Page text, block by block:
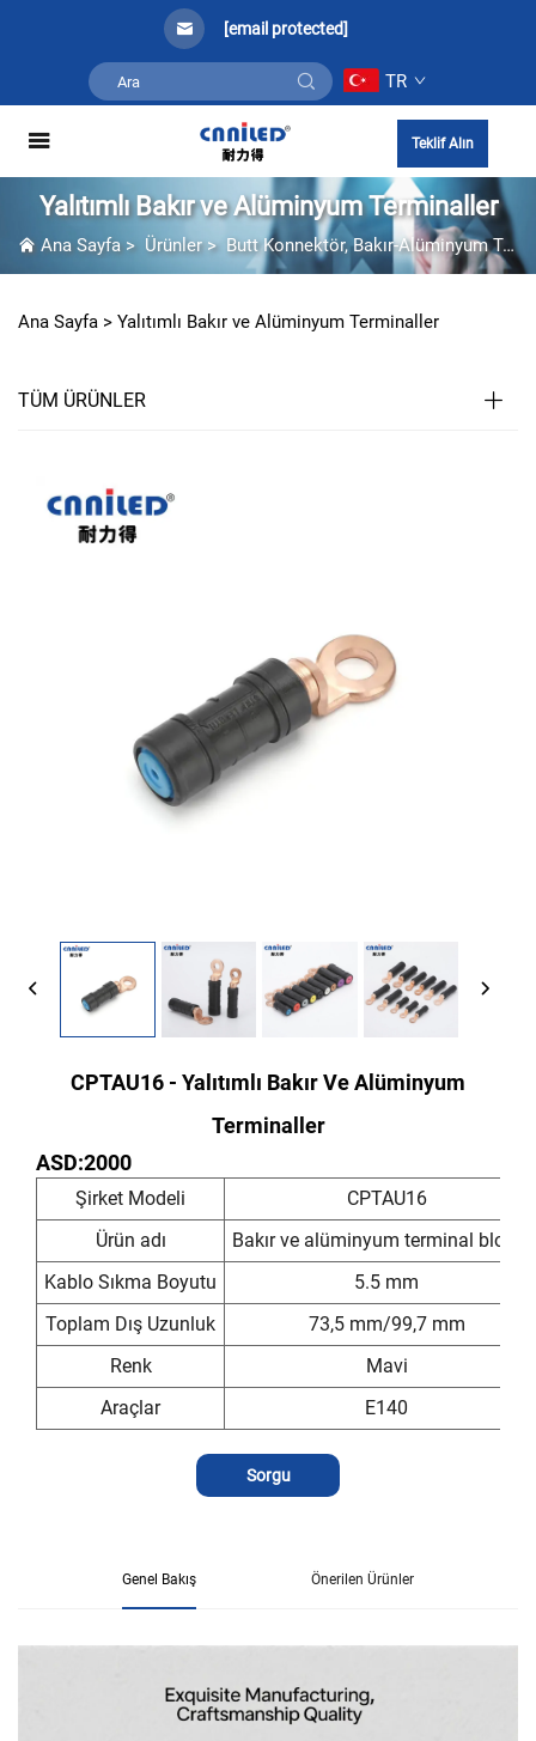
[email protected]
TR
Teklif Alın
Yalıtımlı Bakır ve Alüminyum Terminaller
Ana Sayfa> Ürünler> Butt Konnektör, Bakır-Alüminyum Terminal
Ana Sayfa > Yalıtımlı Bakır ve Alüminyum Terminaller
TÜM ÜRÜNLER
CPTAU16 - Yalıtımlı Bakır Ve Alüminyum
Terminaller
ASD:2000
Şirket Modeli
CPTAU16
Ürün adı
Bakır ve alüminyum terminal
Kablo Sıkma Boyutu
5.5 mm
Toplam Dış Uzunluk
73,5 mm/99,7 mm
Renk
Mavi
Araçlar
E140
Sorgu
Genel Bakış Önerilen Ürünler